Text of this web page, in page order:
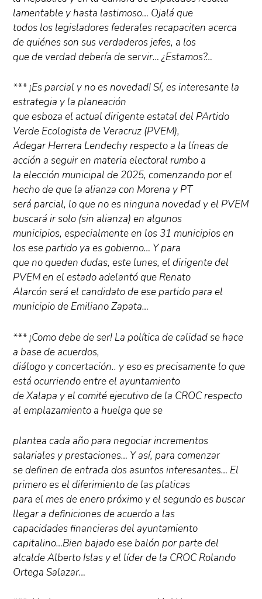
lamentable y hasta lastimoso… Ojalá que
todos los legisladores federales recapaciten acerca
de quiénes son sus verdaderos jefes, a los
que de verdad debería de servir… ¿Estamos?…
*** ¡Es parcial y no es novedad! Sí, es interesante la
estrategia y la planeación
que esboza el actual dirigente estatal del PArtido
Verde Ecologista de Veracruz (PVEM),
Adegar Herrera Lendechy respecto a la líneas de
acción a seguir en materia electoral rumbo a
la elección municipal de 2025, comenzando por el
hecho de que la alianza con Morena y PT
será parcial, lo que no es ninguna novedad y el PVEM
buscará ir solo (sin alianza) en algunos
municipios, especialmente en los 31 municipios en
los ese partido ya es gobierno… Y para
que no queden dudas, este lunes, el dirigente del
PVEM en el estado adelantó que Renato
Alarcón será el candidato de ese partido para el
municipio de Emiliano Zapata…
*** ¡Como debe de ser! La política de calidad se hace
a base de acuerdos,
diálogo y concertación.. y eso es precisamente lo que
está ocurriendo entre el ayuntamiento
de Xalapa y el comité ejecutivo de la CROC respecto
al emplazamiento a huelga que se
plantea cada año para negociar incrementos
salariales y prestaciones… Y así, para comenzar
se definen de entrada dos asuntos interesantes… El
primero es el diferimiento de las platicas
para el mes de enero próximo y el segundo es buscar
llegar a definiciones de acuerdo a las
capacidades financieras del ayuntamiento
capitalino…Bien bajado ese balón por parte del
alcalde Alberto Islas y el líder de la CROC Rolando
Ortega Salazar…